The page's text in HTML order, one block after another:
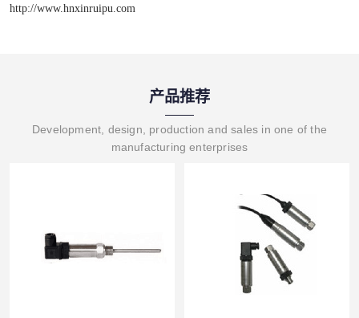
http://www.hnxinruipu.com
产品推荐
Development, design, production and sales in one of the
manufacturing enterprises